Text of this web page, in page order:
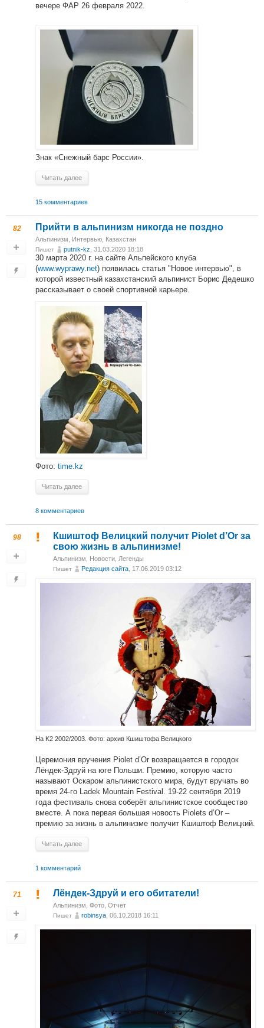
вечере ФАР 26 февраля 2022.
Знак «Снежный барс России».
Читать далее
15 комментариев
82 Прийти в альпинизм никогда не поздно
Альпинизм Интервью Казахстан
Пишет putnik-kz , 31.03.2020 18:18
30 марта 2020 г. на сайте Альпейского клуба
(www.wyprawy.net) появилась статья "Новое интервью", в
которой известный казахстанский альпинист Борис Дедешко
рассказывает о своей спортивной карьере.
Фото: time.kz
Читать далее
8 комментариев
98
Кшиштоф Велицкий получит Piolet d’Or за
свою жизнь в альпинизме!
Альпинизм Новости Легенды
Пишет Редакция сайта , 17.06.2019 03:12
На K2 2002/2003. Фото: архив Кшиштофа Велицкого
Церемония вручения Piolet d’Or возвращается в городок
Лёндек-Здруй на юге Польши. Премию, которую часто
называют Оскаром альпинистского мира, будут вручать во
время 24-го Ladek Mountain Festival. 19-22 сентября 2019
года фестиваль снова соберёт альпинистское сообщество
вместе. А пока первая большая новость Piolets d’Or –
премию за жизнь в альпинизме получит Кшиштоф Велицкий.
Читать далее
1 комментарий
71 Лёндек-Здруй и его обитатели!
Альпинизм Фото Отчет
Пишет robinsya , 06.10.2018 16:11